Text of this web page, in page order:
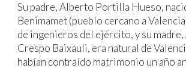
Su padre, Alberto Portilla Hueso,
Benimamet (pueblo cercano a
de ingenieros del ejército, y su madre,
Crespo Baixauli, era natural de
habían contraído matrimonio un año